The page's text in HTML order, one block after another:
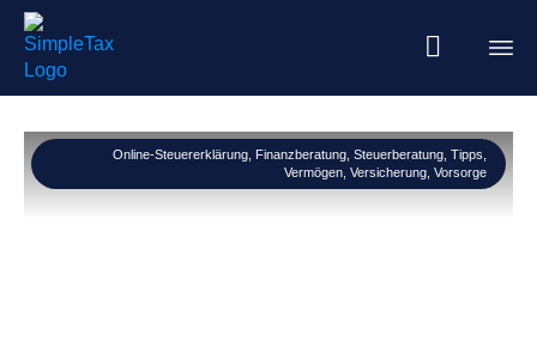
Online-Steuererklärung Finanzberatung Steuerberatung Tipps
Vermögen Versicherung Vorsorge